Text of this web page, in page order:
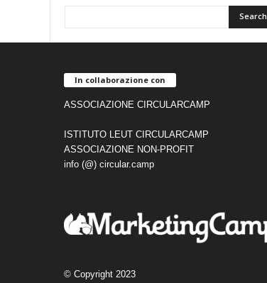
In collaborazione con
ASSOCIAZIONE CIRCULARCAMP
ISTITUTO LEUT CIRCULARCAMP
ASSOCIAZIONE NON-PROFIT
info (@) circular.camp
© Copyright 2023